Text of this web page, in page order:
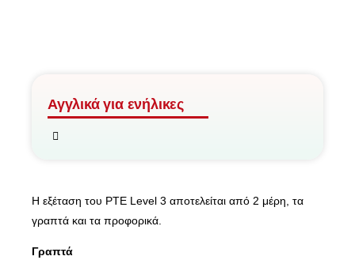
Αγγλικά για ενήλικες
Η εξέταση του PTE Level 3 αποτελείται από 2 μέρη, τα
γραπτά και τα προφορικά.
Γραπτά